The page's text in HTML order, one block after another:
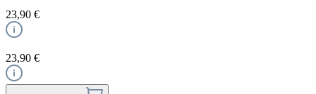
23,90 €
23,90 €